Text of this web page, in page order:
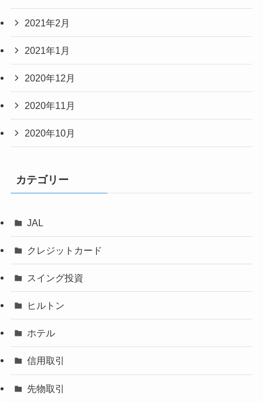
2021年2月
2021年1月
2020年12月
2020年11月
2020年10月
カテゴリー
JAL
クレジットカード
スイング投資
ヒルトン
ホテル
信用取引
先物取引